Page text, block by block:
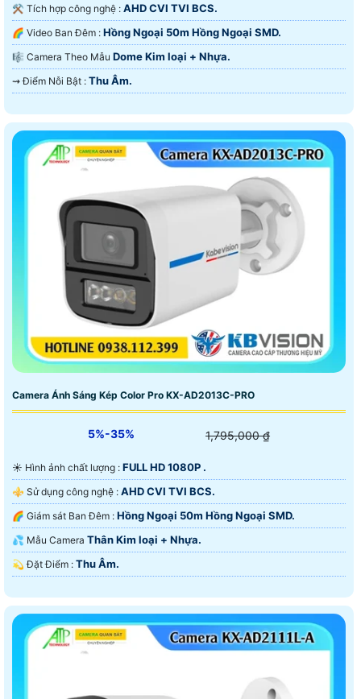
⚒ Tích hợp công nghệ : AHD CVI TVI BCS.
🌈 Video Ban Đêm : Hồng Ngoại 50m Hồng Ngoại SMD.
🎼️ Camera Theo Mẫu Dome Kim loại + Nhựa.
️⇝ Điểm Nỗi Bật : Thu Âm.
Camera Ánh Sáng Kép Color Pro KX-AD2013C-PRO
5%-35% 1,795,000 ₫
☀️ Hình ảnh chất lượng : FULL HD 1080P .
⚜️ Sử dụng công nghệ : AHD CVI TVI BCS.
🌈 Giám sát Ban Đêm : Hồng Ngoại 50m Hồng Ngoại SMD.
💦 Mẫu Camera Thân Kim loại + Nhựa.
️💫 Đặt Điểm : Thu Âm.